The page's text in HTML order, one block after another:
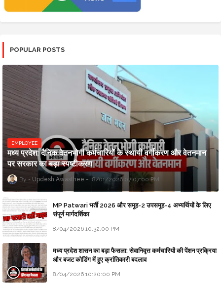
POPULAR POSTS
EMPLOYEE
मध्य प्रदेश: दैनिक वेतनभोगी कर्मचारियों के स्थायी वर्गीकरण और वेतनमान
पर सरकार का बड़ा स्पष्टीकरण
Updesh Awasthee 8/01/2026 07:07:00 PM
MP Patwari भर्ती 2026 और समूह-2 उपसमूह-4 अभ्यर्थियों के लिए
संपूर्ण मार्गदर्शिका
8/04/2026 10:32:00 PM
मध्य प्रदेश शासन का बड़ा फैसला: सेवानिवृत्त कर्मचारियों की पेंशन प्रक्रिया
और बजट कोडिंग में हुए क्रांतिकारी बदलाव
8/04/2026 10:20:00 PM